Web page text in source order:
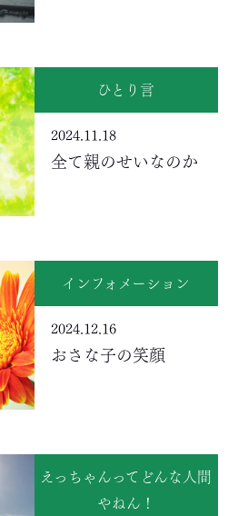
ひとり言
2024.11.18
全て親のせいなのか
インフォメーション
2024.12.16
おさな子の笑顔
えっちゃんってどんな人間
やねん！